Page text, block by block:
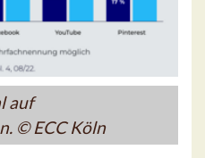
auf
© ECC Köln